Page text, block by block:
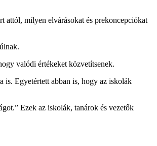
attól, milyen elvárásokat és prekoncepciókat
valódi értékeket közvetítsenek.
is. Egyetértett abban is, hogy az iskolák
Ezek az iskolák, tanárok és vezetők